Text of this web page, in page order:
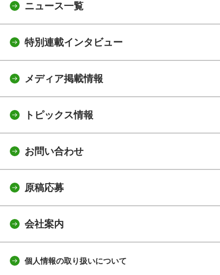
ニュース一覧
特別連載インタビュー
メディア掲載情報
トピックス情報
お問い合わせ
原稿応募
会社案内
個人情報の取り扱いについて